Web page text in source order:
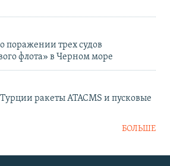
поражении трех судов
флота» в Черном море
ракеты ATACMS и пусковые
БОЛЬШЕ